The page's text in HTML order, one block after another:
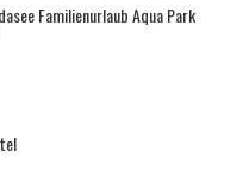
Familienurlaub Aqua Park